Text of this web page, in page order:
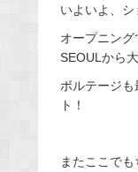
いよいよ、シ
オープニン
SEOULから
ボルテージ
ト！
またここで